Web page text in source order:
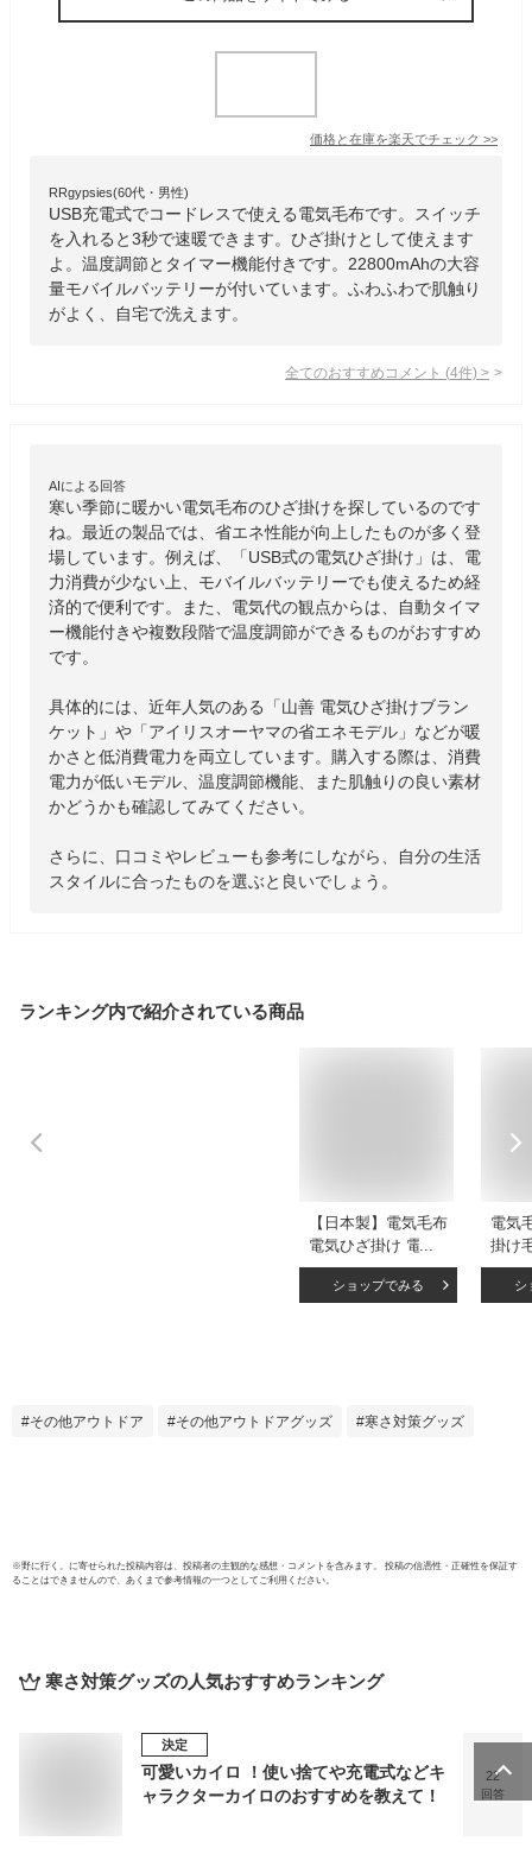
価格と在庫を楽天でチェック >>
RRgypsies(60代・男性)
USB充電式でコードレスで使える電気毛布です。スイッチ
を入れると3秒で速暖できます。ひざ掛けとして使えます
よ。温度調節とタイマー機能付きです。22800mAhの大容
量モバイルバッテリーが付いています。ふわふわで肌触り
がよく、自宅で洗えます。
全てのおすすめコメント (4件) >
AIによる回答
寒い季節に暖かい電気毛布のひざ掛けを探しているのです
ね。最近の製品では、省エネ性能が向上したものが多く登
場しています。例えば、「USB式の電気ひざ掛け」は、電
力消費が少ない上、モバイルバッテリーでも使えるため経
済的で便利です。また、電気代の観点からは、自動タイマ
ー機能付きや複数段階で温度調節ができるものがおすすめ
です。
具体的には、近年人気のある「山善 電気ひざ掛けブラン
ケット」や「アイリスオーヤマの省エネモデル」などが暖
かさと低消費電力を両立しています。購入する際は、消費
電力が低いモデル、温度調節機能、また肌触りの良い素材
かどうかも確認してみてください。
さらに、口コミやレビューも参考にしながら、自分の生活
スタイルに合ったものを選ぶと良いでしょう。
ランキング内で紹介されている商品
【日本製】電気毛布
電気ひざ掛け 電気
ブランケット NA-
052H 椙山紡織 毛布
ショップでみる
電気
掛け
柔ら
ざか
シ
その他アウトドア その他アウトドアグッズ 寒さ対策グッズ
※野に行く。 に寄せられた投稿内容は、投稿者の主観的な感想・コメントを含みます。 投稿の信憑性・正確性を保証す
ることはできませんので、あくまで参考情報の一つとしてご利用ください。
寒さ対策グッズの人気おすすめランキング
決定
可愛いカイロ ！使い捨てや充電式などキ
ャラクターカイロのおすすめを教えて！
22
回答